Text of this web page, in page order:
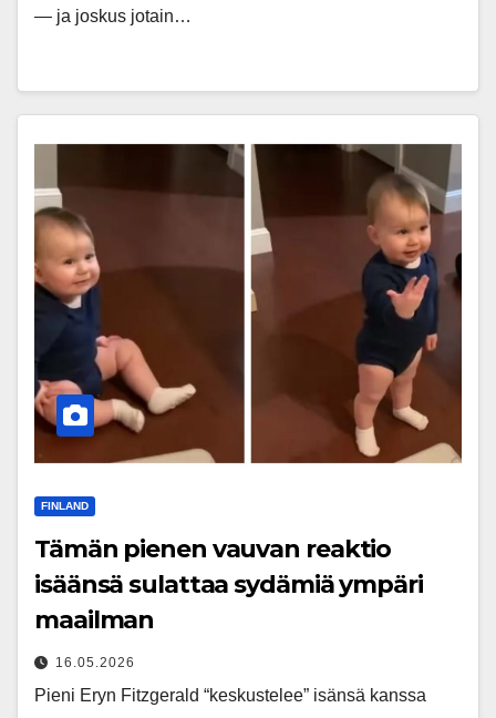
— ja joskus jotain…
FINLAND
Tämän pienen vauvan reaktio
isäänsä sulattaa sydämiä ympäri
maailman
16.05.2026
Pieni Eryn Fitzgerald “keskustelee” isänsä kanssa